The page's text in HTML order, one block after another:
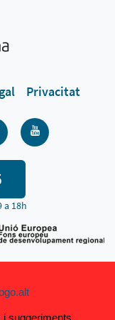
Privacitat
a 18h